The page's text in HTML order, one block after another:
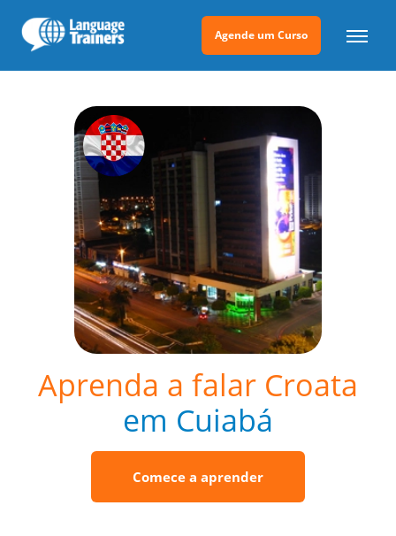
Agende um Curso
Aprenda a falar Croata
em Cuiabá
Comece a aprender